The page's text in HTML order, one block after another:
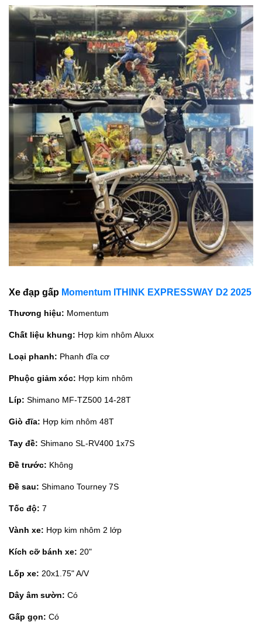
Xe đạp gấp Momentum ITHINK EXPRESSWAY D2 2025
Thương hiệu: Momentum
Chất liệu khung: Hợp kim nhôm Aluxx
Loại phanh: Phanh đĩa cơ
Phuộc giảm xóc: Hợp kim nhôm
Líp: Shimano MF-TZ500 14-28T
Giò đĩa: Hợp kim nhôm 48T
Tay đề: Shimano SL-RV400 1x7S
Đề trước: Không
Đề sau: Shimano Tourney 7S
Tốc độ: 7
Vành xe: Hợp kim nhôm 2 lớp
Kích cỡ bánh xe: 20"
Lốp xe: 20x1.75" A/V
Dây âm sườn: Có
Gấp gọn: Có